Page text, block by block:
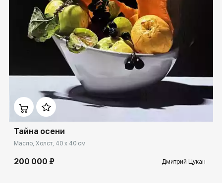
Домен:
Тайна осени
Масло, Холст, 40 x 40 см
200 000 ₽ Дмитрий Цукан